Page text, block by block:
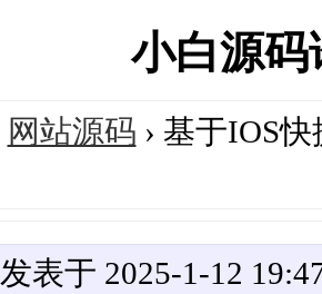
小白源
网站源码 › 基于IOS
发表于 2025-1-12